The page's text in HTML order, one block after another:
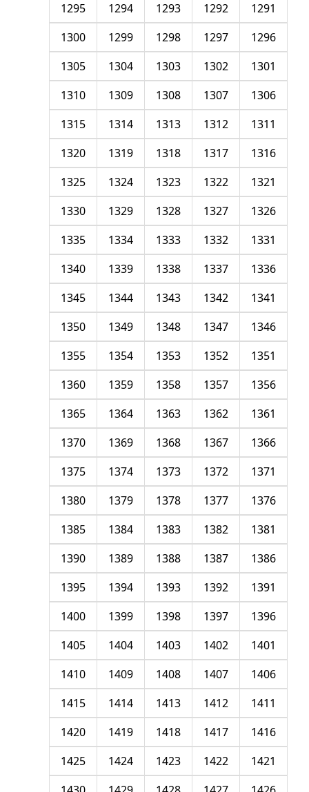
1291
1292
1293
1294
1295
1296
1297
1298
1299
1300
1301
1302
1303
1304
1305
1306
1307
1308
1309
1310
1311
1312
1313
1314
1315
1316
1317
1318
1319
1320
1321
1322
1323
1324
1325
1326
1327
1328
1329
1330
1331
1332
1333
1334
1335
1336
1337
1338
1339
1340
1341
1342
1343
1344
1345
1346
1347
1348
1349
1350
1351
1352
1353
1354
1355
1356
1357
1358
1359
1360
1361
1362
1363
1364
1365
1366
1367
1368
1369
1370
1371
1372
1373
1374
1375
1376
1377
1378
1379
1380
1381
1382
1383
1384
1385
1386
1387
1388
1389
1390
1391
1392
1393
1394
1395
1396
1397
1398
1399
1400
1401
1402
1403
1404
1405
1406
1407
1408
1409
1410
1411
1412
1413
1414
1415
1416
1417
1418
1419
1420
1421
1422
1423
1424
1425